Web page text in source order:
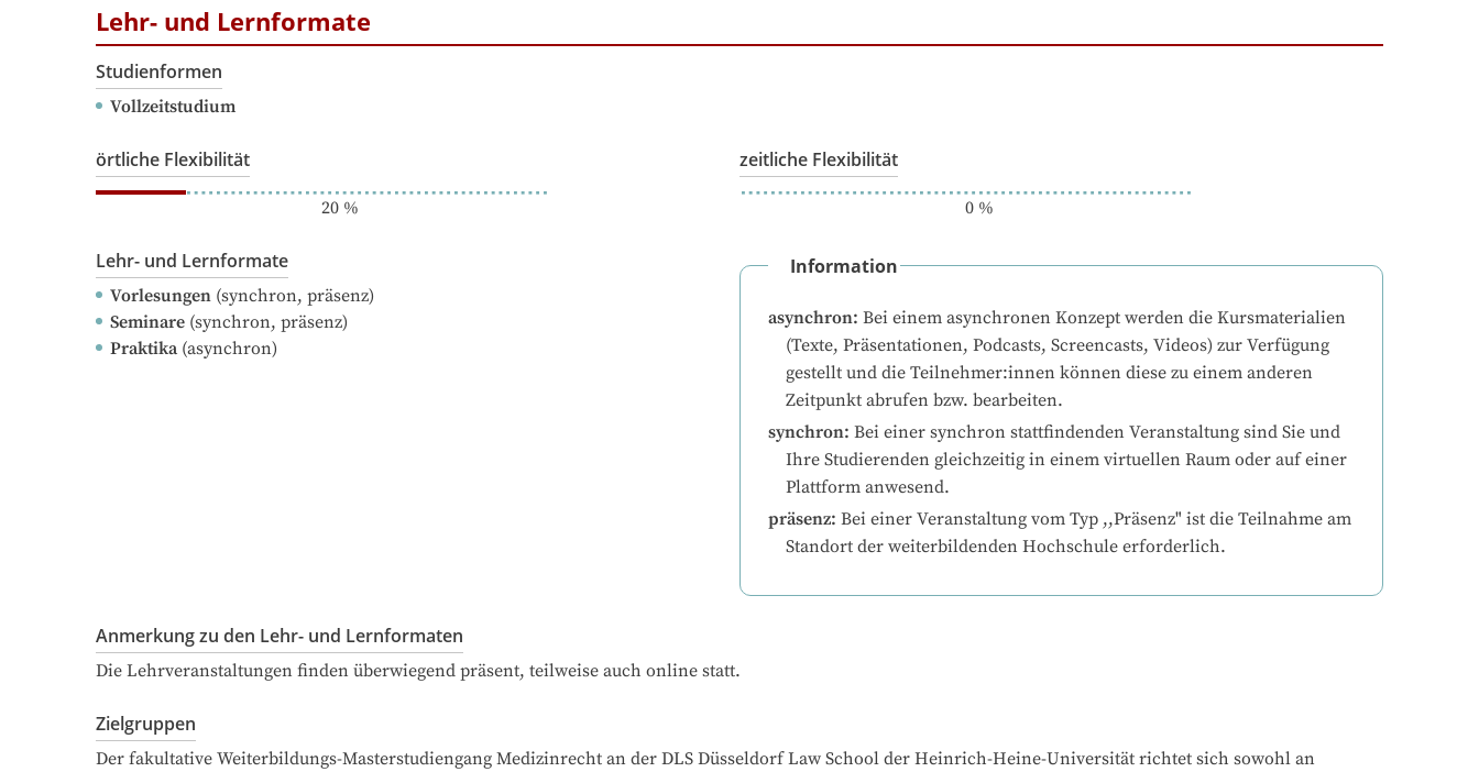
Lehr- und Lernformate
Studienformen
Vollzeitstudium
örtliche Flexibilität
20%
zeitliche Flexibilität
0%
Lehr- und Lernformate
Vorlesungen (synchron, präsenz)
Seminare (synchron, präsenz)
Praktika (asynchron)
Information
asynchron: Bei einem asynchronen Konzept werden die Kursmaterialien
(Texte, Präsentationen, Podcasts, Screencasts, Videos) zur Verfügung
gestellt und die Teilnehmer:innen können diese zu einem anderen
Zeitpunkt abrufen bzw. bearbeiten.
synchron: Bei einer synchron stattfindenden Veranstaltung sind Sie und
Ihre Studierenden gleichzeitig in einem virtuellen Raum oder auf einer
Plattform anwesend.
präsenz: Bei einer Veranstaltung vom Typ ,,Präsenz" ist die Teilnahme am
Standort der weiterbildenden Hochschule erforderlich.
Anmerkung zu den Lehr- und Lernformaten
Die Lehrveranstaltungen finden überwiegend präsent, teilweise auch online statt.
Zielgruppen
Der fakultative Weiterbildungs-Masterstudiengang Medizinrecht an der DLS Düsseldorf Law School der Heinrich-Heine-Universität richtet sich sowohl an